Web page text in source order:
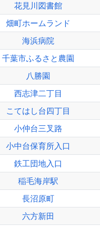
花見川図書館
畑町ホームランド
海浜病院
千葉市ふるさと農園
八勝園
西志津二丁目
こてはし台四丁目
小仲台三叉路
小中台保育所入口
鉄工団地入口
稲毛海岸駅
長沼原町
六方新田